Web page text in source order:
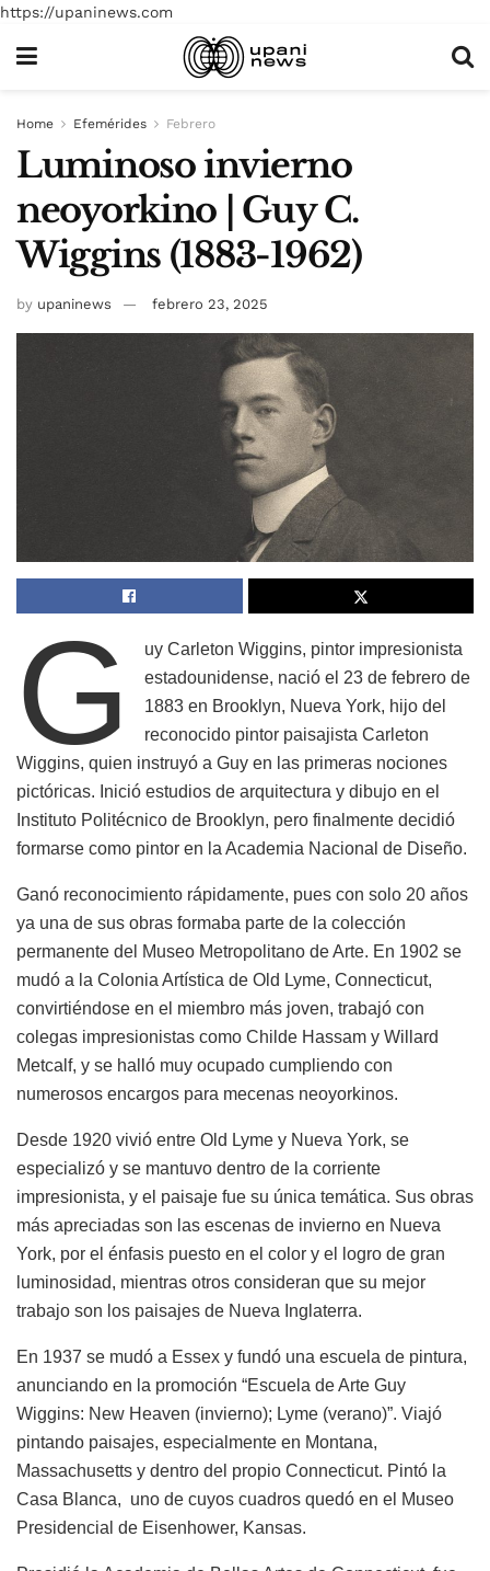
https://upaninews.com
Home Efemérides Febrero
Luminoso invierno
neoyorkino | Guy C.
Wiggins (1883-1962)
by upaninews febrero 23, 2025
G
uy Carleton Wiggins, pintor impresionista
estadounidense, nació el 23 de febrero de
1883 en Brooklyn, Nueva York, hijo del
reconocido pintor paisajista Carleton
Wiggins, quien instruyó a Guy en las primeras nociones
pictóricas. Inició estudios de arquitectura y dibujo en el
Instituto Politécnico de Brooklyn, pero finalmente decidió
formarse como pintor en la Academia Nacional de Diseño.
Ganó reconocimiento rápidamente, pues con solo 20 años
ya una de sus obras formaba parte de la colección
permanente del Museo Metropolitano de Arte. En 1902 se
mudó a la Colonia Artística de Old Lyme, Connecticut,
convirtiéndose en el miembro más joven, trabajó con
colegas impresionistas como Childe Hassam y Willard
Metcalf, y se halló muy ocupado cumpliendo con
numerosos encargos para mecenas neoyorkinos.
Desde 1920 vivió entre Old Lyme y Nueva York, se
especializó y se mantuvo dentro de la corriente
impresionista, y el paisaje fue su única temática. Sus obras
más apreciadas son las escenas de invierno en Nueva
York, por el énfasis puesto en el color y el logro de gran
luminosidad, mientras otros consideran que su mejor
trabajo son los paisajes de Nueva Inglaterra.
En 1937 se mudó a Essex y fundó una escuela de pintura,
anunciando en la promoción “Escuela de Arte Guy
Wiggins: New Heaven (invierno); Lyme (verano)”. Viajó
pintando paisajes, especialmente en Montana,
Massachusetts y dentro del propio Connecticut. Pintó la
Casa Blanca, uno de cuyos cuadros quedó en el Museo
Presidencial de Eisenhower, Kansas.